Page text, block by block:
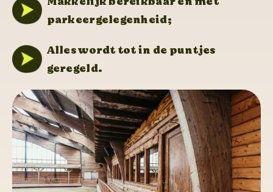
parkeergelegenheid;
Alles wordt tot in de puntjes
geregeld.